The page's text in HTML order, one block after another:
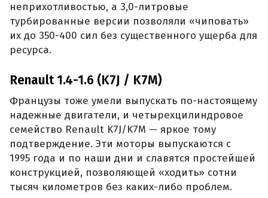
неприхотливостью, а 3,0-литровые
турбированные версии позволяли «чиповать»
их до 350-400 сил без существенного ущерба для
ресурса.
Renault 1.4-1.6 (K7J / K7M)
Французы тоже умели выпускать по-настоящему
надежные двигатели, и четырехцилиндровое
семейство Renault K7J/K7M — яркое тому
подтверждение. Эти моторы выпускаются с
1995 года и по наши дни и славятся простейшей
конструкцией, позволяющей «ходить» сотни
тысяч километров без каких-либо проблем.